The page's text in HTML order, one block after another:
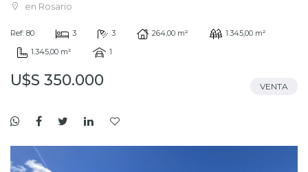
en Rosario
Ref: 80 3 3 264,00 m²
1.345,00 m²
1.345,00 m²
1
U$S 350.000 VENTA